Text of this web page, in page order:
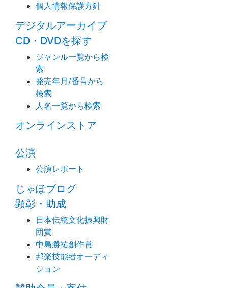
個人情報保護方針
デジタルアーカイブ
CD・DVDを探す
ジャンル一覧から検
索
発売年月/番号から
検索
人名一覧から検索
オンラインストア
公演
公演レポート
じゃぽブログ
顕彰・助成
日本伝統文化振興財
団賞
中島勝祐創作賞
邦楽技能者オーディ
ション